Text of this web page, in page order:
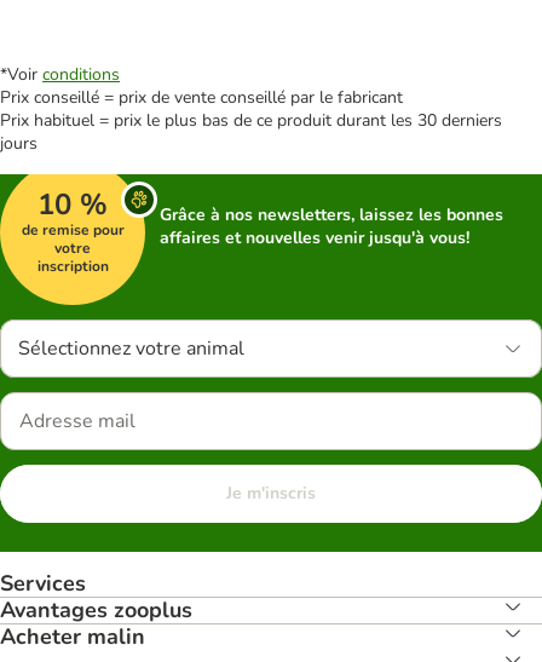
*Voir conditions
Prix conseillé = prix de vente conseillé par le fabricant
Prix habituel = prix le plus bas de ce produit durant les 30 derniers
jours
10 %
de remise pour
votre
inscription
Grâce à nos newsletters, laissez les bonnes
affaires et nouvelles venir jusqu'à vous!
Sélectionnez votre animal
Je m'inscris
Services
Avantages zooplus
Acheter malin